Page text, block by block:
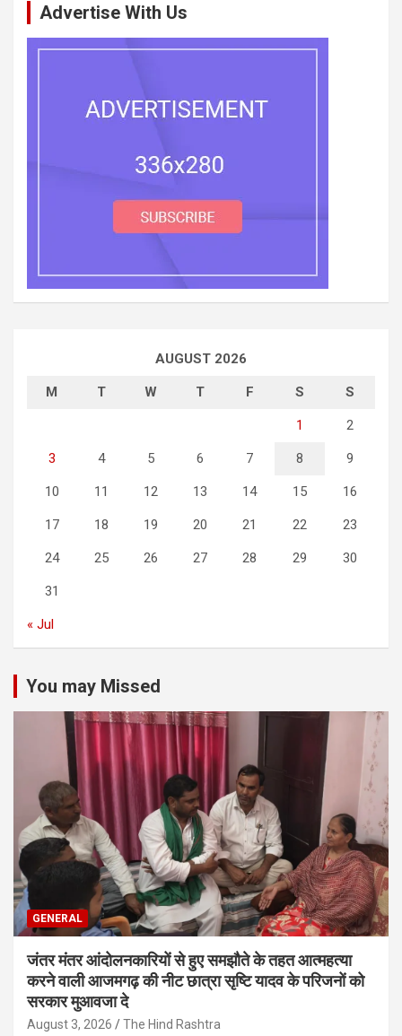
Advertise With Us
AUGUST 2026
M T W T F S S
1 2
3 4 5 6 7 8 9
10 11 12 13 14 15 16
17 18 19 20 21 22 23
24 25 26 27 28 29 30
31
« Jul
You may Missed
GENERAL
जंतर मंतर आंदोलनकारियों से हुए समझौते के तहत आत्महत्या
करने वाली आजमगढ़ की नीट छात्रा सृष्टि यादव के परिजनों को
सरकार मुआवजा दे
August 3, 2026 The Hind Rashtra